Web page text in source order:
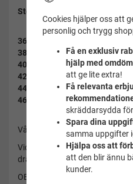
Storlekstabell för våtdräkten,
Längd: Bröst:
36 S
38 M
167-170 78-83 62-
40 L
170-173 82-87 66-
42 XL
173-176 86-91 70-
44 XXL
176-180 90-96 74-
46 3 XL
180-183 95-100
Våtdräkten är endast till för
Vid köp läs igenom manualen/
dräkten.
OBS!
Cookies hjälper oss att
personlig och trygg
Få en exklusiv
hjälp med
att ge lite extra!
Få relevanta
skräddarsydda
Spara dina
samma uppgifter
Hjälpa oss att
att den blir ännu
kunder.